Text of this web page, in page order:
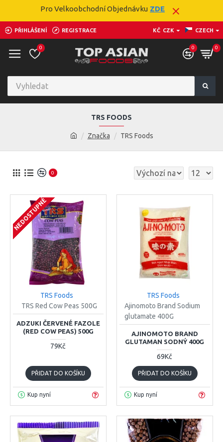
Pro Velkoobchodní Objednávku ZDE
PŘIHLÁŠENÍ REGISTRACE KČ CZK CZECH
0 0 0
Značka TRS Foods
TRS FOODS
0
NEDOSTUPNÉ
TRS Foods
TRS Red Cow Peas 500G
ADZUKI ČERVENÉ FAZOLE
(RED COW PEAS) 500G
79Kč
PŘIDAT DO KOŠÍKU
Kup nyní
TRS Foods
Ajinomoto Brand Sodium
glutamate 400G
AJINOMOTO BRAND
GLUTAMAN SODNÝ 400G
69Kč
PŘIDAT DO KOŠÍKU
Kup nyní